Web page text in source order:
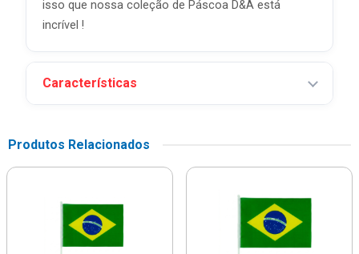
isso que nossa coleção de Páscoa D&A está
incrível !
Características
Produtos Relacionados